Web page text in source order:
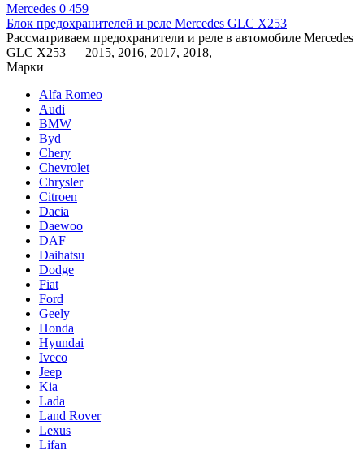
Mercedes 0 459
Блок предохранителей и реле Mercedes GLC X253
Рассматриваем предохранители и реле в автомобиле Mercedes
GLC X253 — 2015, 2016, 2017, 2018,
Марки
Alfa Romeo
Audi
BMW
Byd
Chery
Chevrolet
Chrysler
Citroen
Dacia
Daewoo
DAF
Daihatsu
Dodge
Fiat
Ford
Geely
Honda
Hyundai
Iveco
Jeep
Kia
Lada
Land Rover
Lexus
Lifan